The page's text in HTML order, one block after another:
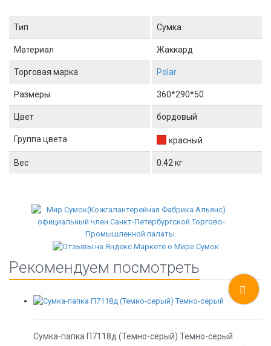
Тип Сумка
Материал Жаккард
Торговая марка Polar
Размеры 360*290*50
Цвет бордовый
Группа цвета красный
Вес 0.42 кг
Рекомендуем посмотреть
Сумка-папка П7118д (Темно-серый) Темно-серый